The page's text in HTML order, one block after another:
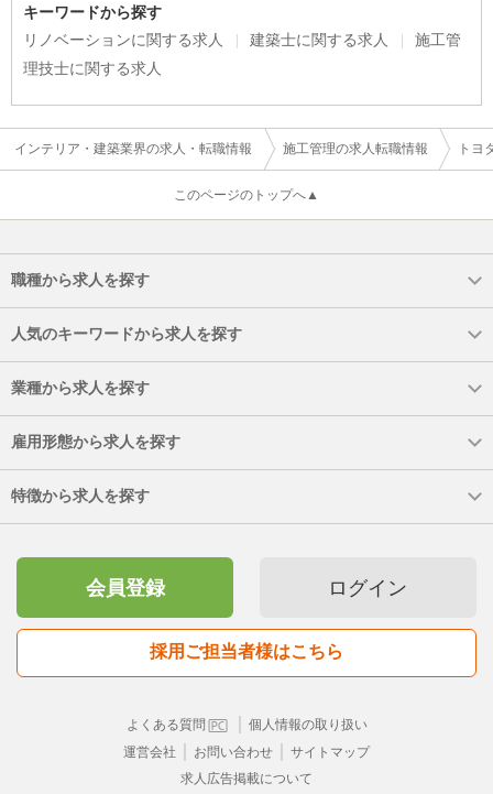
キーワードから探す
リノベーションに関する求人
建築士に関する求人
施工管
理技士に関する求人
インテリア・建築業界の求人・転職情報 施工管理の求人転職情報 トヨ
このページのトップへ▲
職種から求人を探す
人気のキーワードから求人を探す
業種から求人を探す
雇用形態から求人を探す
特徴から求人を探す
会員登録 ログイン
採用ご担当者様はこちら
よくある質問
個人情報の取り扱い
運営会社
お問い合わせ
サイトマップ
求人広告掲載について